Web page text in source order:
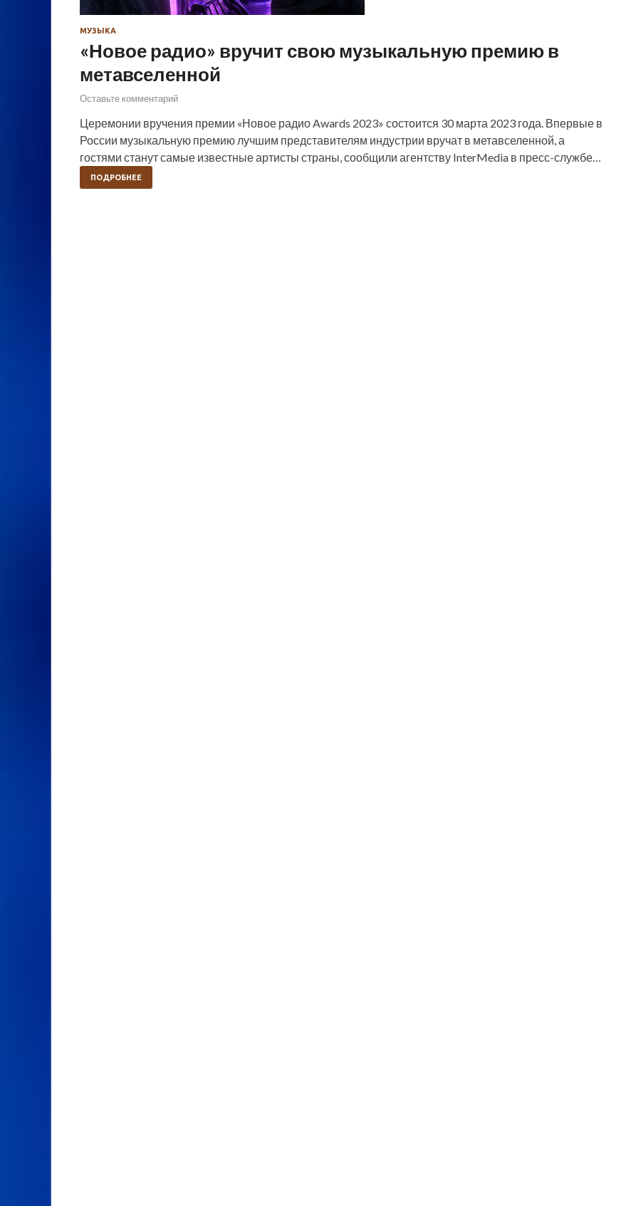
МУЗЫКА
«Новое радио» вручит свою музыкальную премию в
метавселенной
Оставьте комментарий
Церемонии вручения премии «Новое радио Awards 2023» состоится 30 марта 2023 года. Впервые в
России музыкальную премию лучшим представителям индустрии вручат в метавселенной, а
гостями станут самые известные артисты страны, сообщили агентству InterMedia в пресс-службе…
ПОДРОБНЕЕ